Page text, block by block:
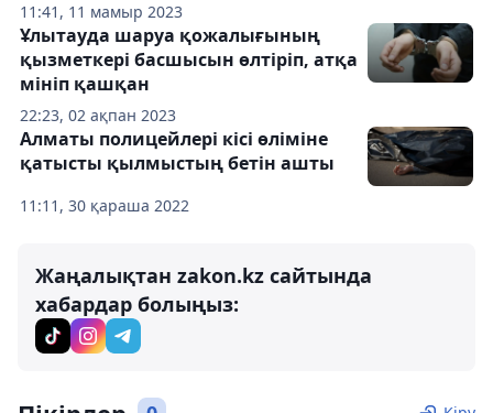
11:41, 11 мамыр 2023
22:23, 02 ақпан 2023
Ұлытауда шаруа қожалығының
қызметкері басшысын өлтіріп, атқа
мініп қашқан
11:11, 30 қараша 2022
Алматы полицейлері кісі өліміне
қатысты қылмыстың бетін ашты
Жаңалықтан zakon.kz сайтында
хабардар болыңыз: